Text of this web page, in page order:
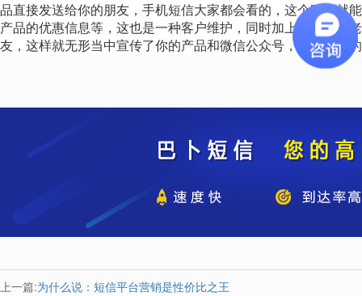
品直接发送给你的朋友，手机短信大家都会看的，这个时候就
产品的优惠信息等，这也是一种客户维护，同时加上微信号，
友，这样就无形当中宣传了你的产品和微信公众号，这样一来
上一篇:为什么说：短信平台营销是性价比之王